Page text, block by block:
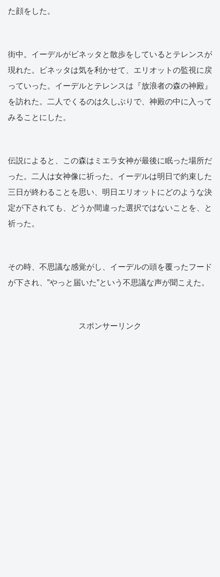
た顔をした。
街中。イーデルがビネッタと散歩をしているとテレンスが
現れた。ビネッタは気を利かせて、エリオットの監視に戻
っていった。イーデルとテレンスは『放浪者の森の神殿』
を訪れた。二人でくるのは久しぶりで、神殿の中に入って
みることにした。
伝説によると、この森はミエラ女神が最後に眠った場所だ
った。二人は女神像に祈った。イーデルは明日で約束した
三日が終わることを思い、明日エリオットにどのような決
定が下されても、どうか間違った選択ではないことを、と
祈った。
その時、不思議な感覚がし、イーデルの頭を覆ったフード
が下され、”やっと届いた”という不思議な声が聞こえた。
スポンサーリンク